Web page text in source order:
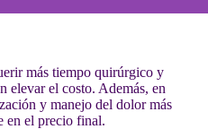
más tiempo quirúrgico y
elevar el costo. Además, en
y manejo del dolor más
en el precio final.